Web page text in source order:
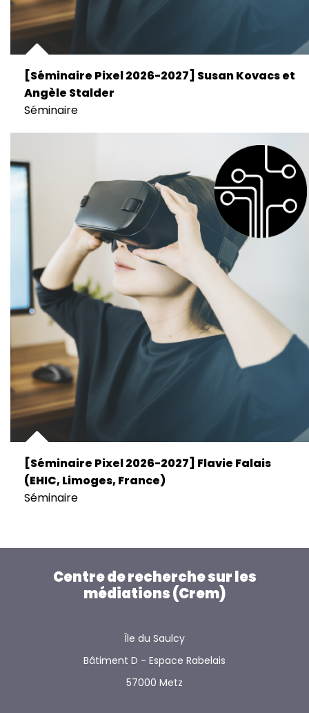
[Séminaire Pixel 2026-2027] Susan Kovacs et
Angèle Stalder
Séminaire
[Séminaire Pixel 2026-2027] Flavie Falais
(EHIC, Limoges, France)
Séminaire
Centre de recherche sur les
médiations (Crem)
Île du Saulcy
Bâtiment D - Espace Rabelais
57000 Metz